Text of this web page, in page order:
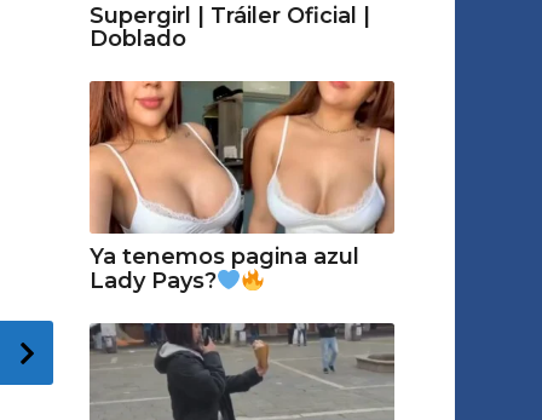
Supergirl | Tráiler Oficial |
Doblado
Ya tenemos pagina azul
Lady Pays?